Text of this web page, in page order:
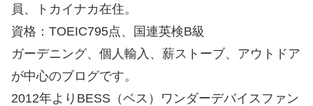
員、トカイナカ在住。
資格：TOEIC795点、国連英検B級
ガーデニング、個人輸入、薪ストーブ、アウトドア
が中心のブログです。
2012年よりBESS（ベス）ワンダーデバイスファン